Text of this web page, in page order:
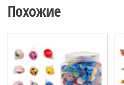
Похожие